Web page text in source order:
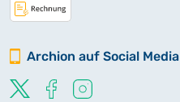
Archion auf Social Media